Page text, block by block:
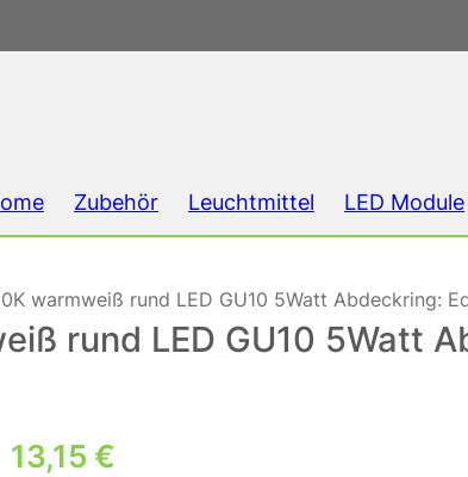
Zubehör Leuchtmittel LED Module
warmweiß rund LED GU10 5Watt Abdeckring:
rund LED GU10 5Watt
13,15 €